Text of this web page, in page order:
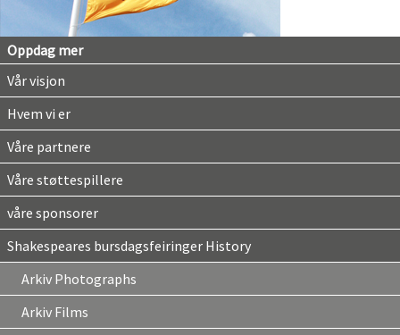
Oppdag mer
Vår visjon
Hvem vi er
Våre partnere
Våre støttespillere
våre sponsorer
Shakespeares bursdagsfeiringer History
Arkiv Photographs
Arkiv Films